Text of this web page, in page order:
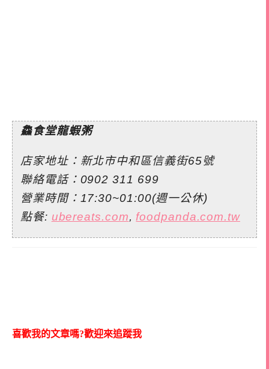
鱻食堂龍蝦粥
店家地址：新北市中和區信義街65號
聯絡電話： 0902 311 699
營業時間：17:30~01:00(週一公休)
點餐: ubereats.com, foodpanda.com.tw
喜歡我的文章嗎?歡迎來追蹤我